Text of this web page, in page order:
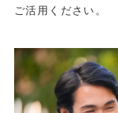
ご活用ください。